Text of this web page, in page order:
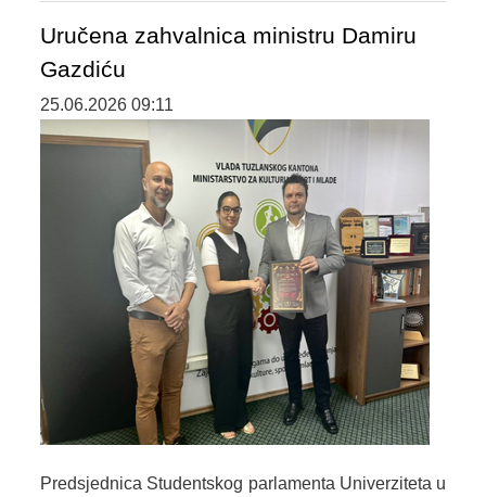
Uručena zahvalnica ministru Damiru
Gazdiću
25.06.2026 09:11
Predsjednica Studentskog parlamenta Univerziteta u
NADLEŽNOSTI
DOKUMENTI
ARHIVISTIČKI ISPIT
BIBLIOTEČKI ISPIT
INFORMACIJE
SPORTSKI SAVEZI
DOKUMENTI